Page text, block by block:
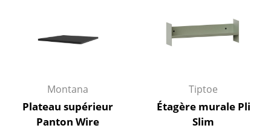
Lits enfants
... voir tous les lits
Accessoires
Montana
Plateau supérieur
Panton Wire
Tiptoe
Étagère murale Pli
Slim